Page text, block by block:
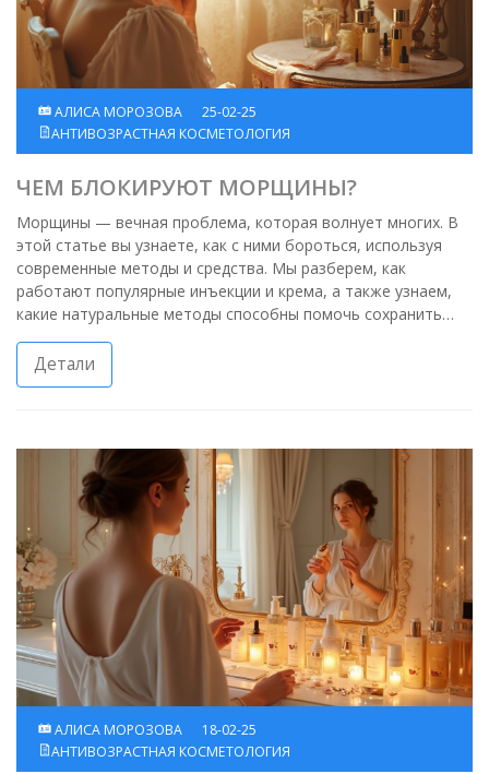
АЛИСА МОРОЗОВА
25-02-25
АНТИВОЗРАСТНАЯ КОСМЕТОЛОГИЯ
ЧЕМ БЛОКИРУЮТ МОРЩИНЫ?
Морщины — вечная проблема, которая волнует многих. В
этой статье вы узнаете, как с ними бороться, используя
современные методы и средства. Мы разберем, как
работают популярные инъекции и крема, а также узнаем,
какие натуральные методы способны помочь сохранить
кожу молодой. Вы сможете использовать полученные
знания на практике и выбрать подходящий для себя уход. А
также вас ждут полезные советы по профилактике.
Детали
АЛИСА МОРОЗОВА
18-02-25
АНТИВОЗРАСТНАЯ КОСМЕТОЛОГИЯ